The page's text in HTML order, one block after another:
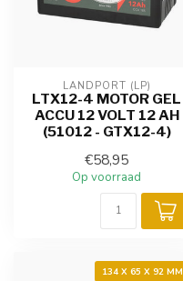
LANDPORT (LP)
LTX12-4 MOTOR GEL
ACCU 12 VOLT 12 AH
(51012 - GTX12-4)
€58,95
Op voorraad
134 X 65 X 92 MM